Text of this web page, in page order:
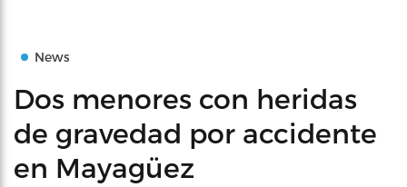
News
Dos menores con heridas
de gravedad por accidente
en Mayagüez